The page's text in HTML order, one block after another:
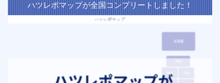
ハツレポマップが全国コンプリートしました！